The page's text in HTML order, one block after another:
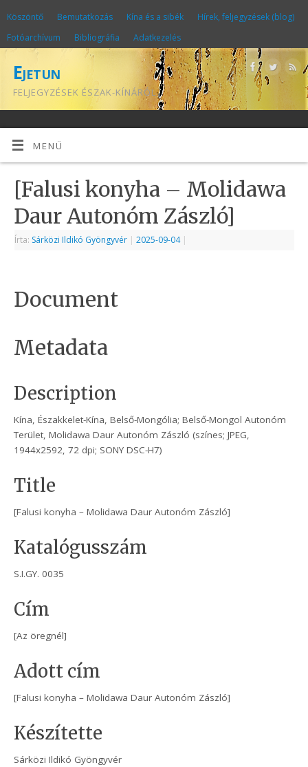
Köszöntő Bemutatkozás Kína és a sibék
Hírek, feljegyzések (blog)
Fotóarchívum
Bibliográfia Adatkezelés
Ejetun
FELJEGYZÉSEK ÉSZAK-KÍNÁRÓL
MENÜ
[Falusi konyha – Molidawa
Daur Autonóm Zászló]
Írta: Sárközi Ildikó Gyöngyvér | 2025-09-04 |
Document
Metadata
Description
Kína, Északkelet-Kína, Belső-Mongólia; Belső-Mongol Autonóm
Terület, Molidawa Daur Autonóm Zászló (színes; JPEG,
1944x2592, 72 dpi; SONY DSC-H7)
Title
[Falusi konyha – Molidawa Daur Autonóm Zászló]
Katalógusszám
S.I.GY. 0035
Cím
[Az öregnél]
Adott cím
[Falusi konyha – Molidawa Daur Autonóm Zászló]
Készítette
Sárközi Ildikó Gyöngyvér